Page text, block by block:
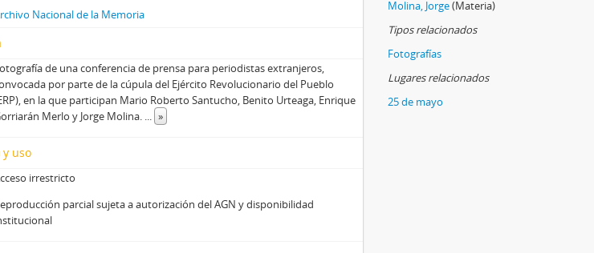
Nacional de la Memoria
de una conferencia de prensa para periodistas extranjeros,
por parte de la cúpula del Ejército Revolucionario del Pueblo
en la que participan Mario Roberto Santucho, Benito Urteaga, Enrique
Merlo y Jorge Molina.
»
uso
irrestricto
parcial sujeta a autorización del AGN y disponibilidad
Molina, Jorge(Materia)
Tipos relacionados
Fotografías
Lugares relacionados
25 de mayo